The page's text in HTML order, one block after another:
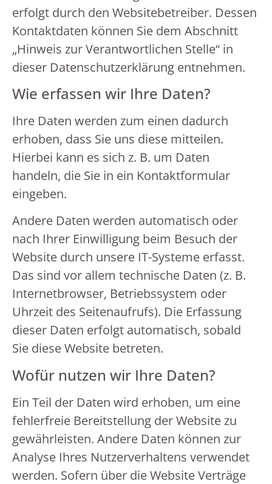
erfolgt durch den Websitebetreiber. Dessen
Kontaktdaten können Sie dem Abschnitt
„Hinweis zur Verantwortlichen Stelle“ in
dieser Datenschutzerklärung entnehmen.
Wie erfassen wir Ihre Daten?
Ihre Daten werden zum einen dadurch
erhoben, dass Sie uns diese mitteilen.
Hierbei kann es sich z. B. um Daten
handeln, die Sie in ein Kontaktformular
eingeben.
Andere Daten werden automatisch oder
nach Ihrer Einwilligung beim Besuch der
Website durch unsere IT-Systeme erfasst.
Das sind vor allem technische Daten (z. B.
Internetbrowser, Betriebssystem oder
Uhrzeit des Seitenaufrufs). Die Erfassung
dieser Daten erfolgt automatisch, sobald
Sie diese Website betreten.
Wofür nutzen wir Ihre Daten?
Ein Teil der Daten wird erhoben, um eine
fehlerfreie Bereitstellung der Website zu
gewährleisten. Andere Daten können zur
Analyse Ihres Nutzerverhaltens verwendet
werden. Sofern über die Website Verträge